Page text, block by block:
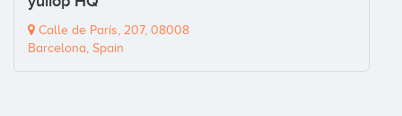
Calle de París, 207, 08008
Barcelona, Spain